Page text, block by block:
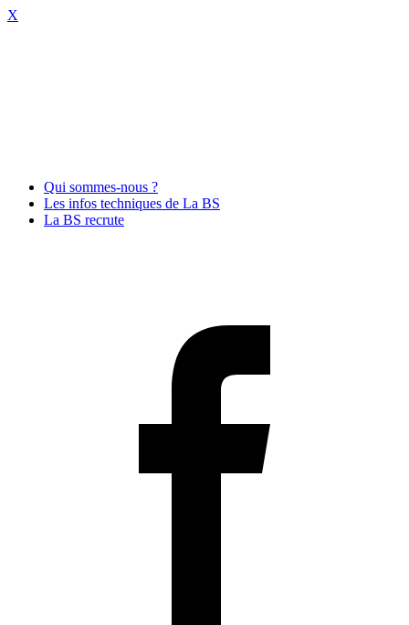
X
Qui sommes-nous ?
Les infos techniques de La BS
La BS recrute